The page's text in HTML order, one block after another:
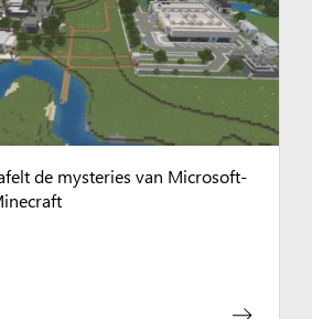
de mysteries van Microsoft-